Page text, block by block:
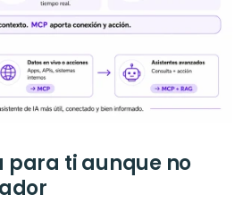
para ti aunque no